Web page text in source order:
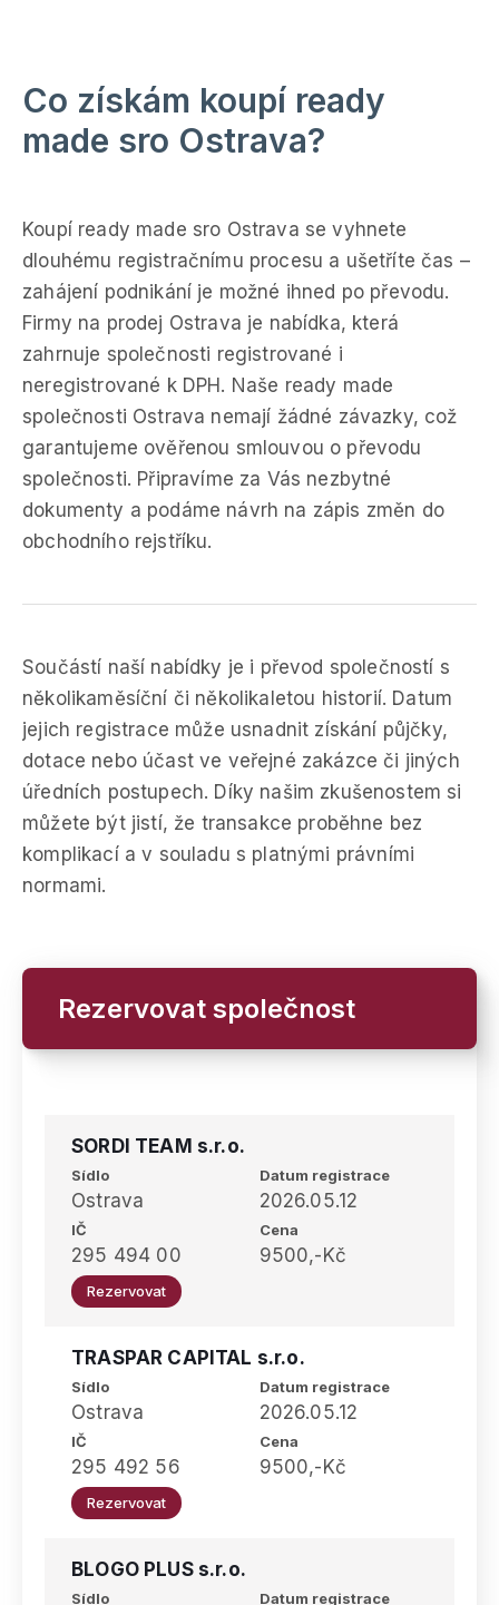
Co získám koupí ready
made sro Ostrava?
Koupí ready made sro Ostrava se vyhnete
dlouhému registračnímu procesu a ušetříte čas –
zahájení podnikání je možné ihned po převodu.
Firmy na prodej Ostrava je nabídka, která
zahrnuje společnosti registrované i
neregistrované k DPH. Naše ready made
společnosti Ostrava nemají žádné závazky, což
garantujeme ověřenou smlouvou o převodu
společnosti. Připravíme za Vás nezbytné
dokumenty a podáme návrh na zápis změn do
obchodního rejstříku.
Součástí naší nabídky je i převod společností s
několikaměsíční či několikaletou historií. Datum
jejich registrace může usnadnit získání půjčky,
dotace nebo účast ve veřejné zakázce či jiných
úředních postupech. Díky našim zkušenostem si
můžete být jistí, že transakce proběhne bez
komplikací a v souladu s platnými právními
normami.
Rezervovat společnost
SORDI TEAM s.r.o.
Sídlo
Ostrava
IČ
295 494 00
Datum registrace
2026.05.12
Cena
9500,-Kč
Rezervovat
TRASPAR CAPITAL s.r.o.
Sídlo
Ostrava
IČ
295 492 56
Datum registrace
2026.05.12
Cena
9500,-Kč
Rezervovat
BLOGO PLUS s.r.o.
Sídlo Datum registrace